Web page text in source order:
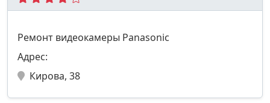
Ремонт видеокамеры Panasonic
Адрес:
Кирова, 38